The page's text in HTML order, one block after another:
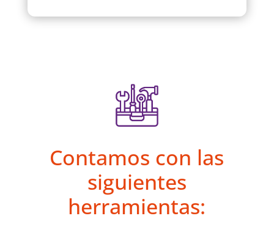
Contamos con las
siguientes
herramientas: